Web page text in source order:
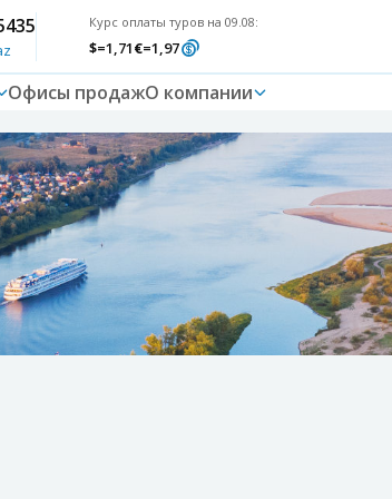
Курс оплаты туров на 09.08:
$=1,71€=1,97
Офисы продажО компании